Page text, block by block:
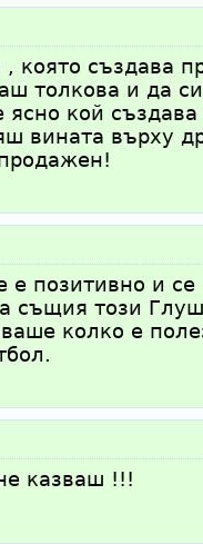
, която създава
толкова и да
кой
вината върху
позитивно и се
същия този
колко е
казваш !!!